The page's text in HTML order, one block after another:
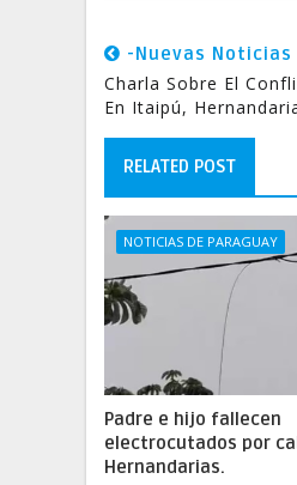
-Nuevas Noticias
Charla Sobre El
En Itaipú,
RELATED POST
NOTICIAS DE PARAGUAY
Padre e hijo fallecen
electrocutados por
Hernandarias.